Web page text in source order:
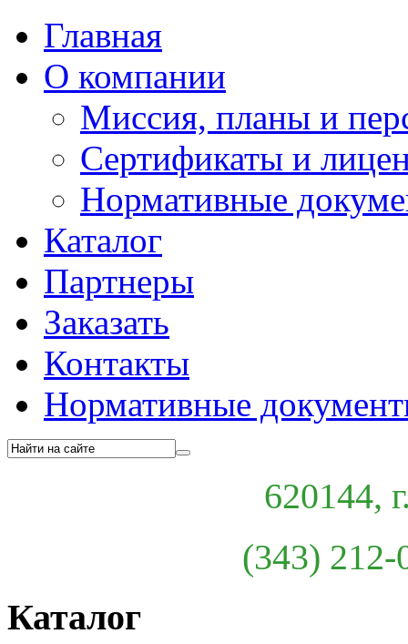
Главная
О компании
Миссия, планы и
Сертификаты и
Нормативные
Каталог
Партнеры
Заказать
Контакты
Нормативные
620144,
(343) 212-
Каталог